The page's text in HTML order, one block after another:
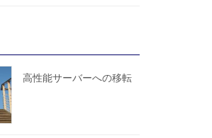
高性能サーバーへの移転